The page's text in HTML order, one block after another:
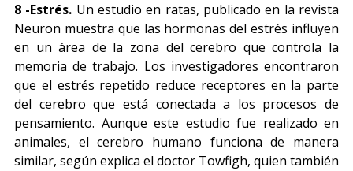
8 -Estrés. Un estudio en ratas, publicado en la revista
Neuron muestra que las hormonas del estrés influyen
en un área de la zona del cerebro que controla la
memoria de trabajo. Los investigadores encontraron
que el estrés repetido reduce receptores en la parte
del cerebro que está conectada a los procesos de
pensamiento. Aunque este estudio fue realizado en
animales, el cerebro humano funciona de manera
similar, según explica el doctor Towfigh, quien también